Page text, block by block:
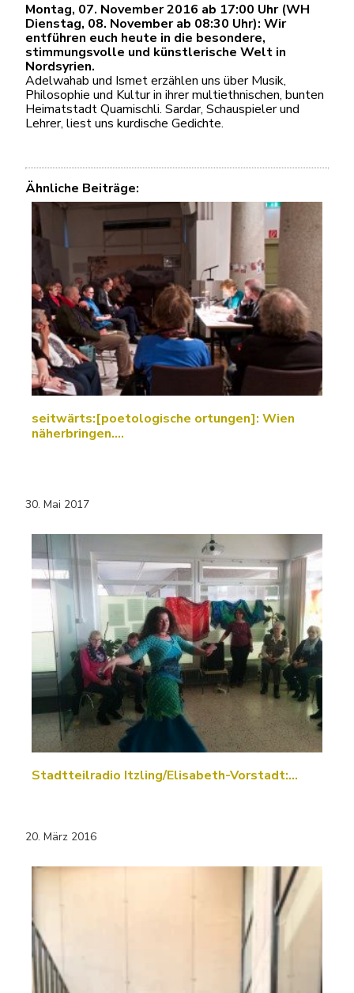
Montag, 07. November 2016 ab 17:00 Uhr (WH
Dienstag, 08. November ab 08:30 Uhr): Wir
entführen euch heute in die besondere,
stimmungsvolle und künstlerische Welt in
Nordsyrien.
Adelwahab und Ismet erzählen uns über Musik,
Philosophie und Kultur in ihrer multiethnischen, bunten
Heimatstadt Quamischli. Sardar, Schauspieler und
Lehrer, liest uns kurdische Gedichte.
Ähnliche Beiträge:
seitwärts:[poetologische ortungen]: Wien
näherbringen....
30. Mai 2017
Stadtteilradio Itzling/Elisabeth-Vorstadt:…
20. März 2016